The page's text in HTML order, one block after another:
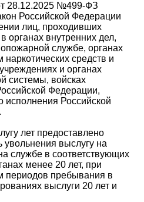
28.12.2025 №499-ФЗ
Российской Федерации
лиц, проходивших
органах внутренних дел,
службе, органах
средств и
и органах
системы, войсках
Федерации,
исполнения Российской
лет предоставлено
выслугу на
службе в соответствующих
менее 20 лет, при
периодов пребывания в
выслуги 20 лет и